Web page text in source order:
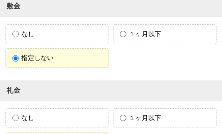
敷金
なし １ヶ月以下
指定しない
礼金
なし １ヶ月以下